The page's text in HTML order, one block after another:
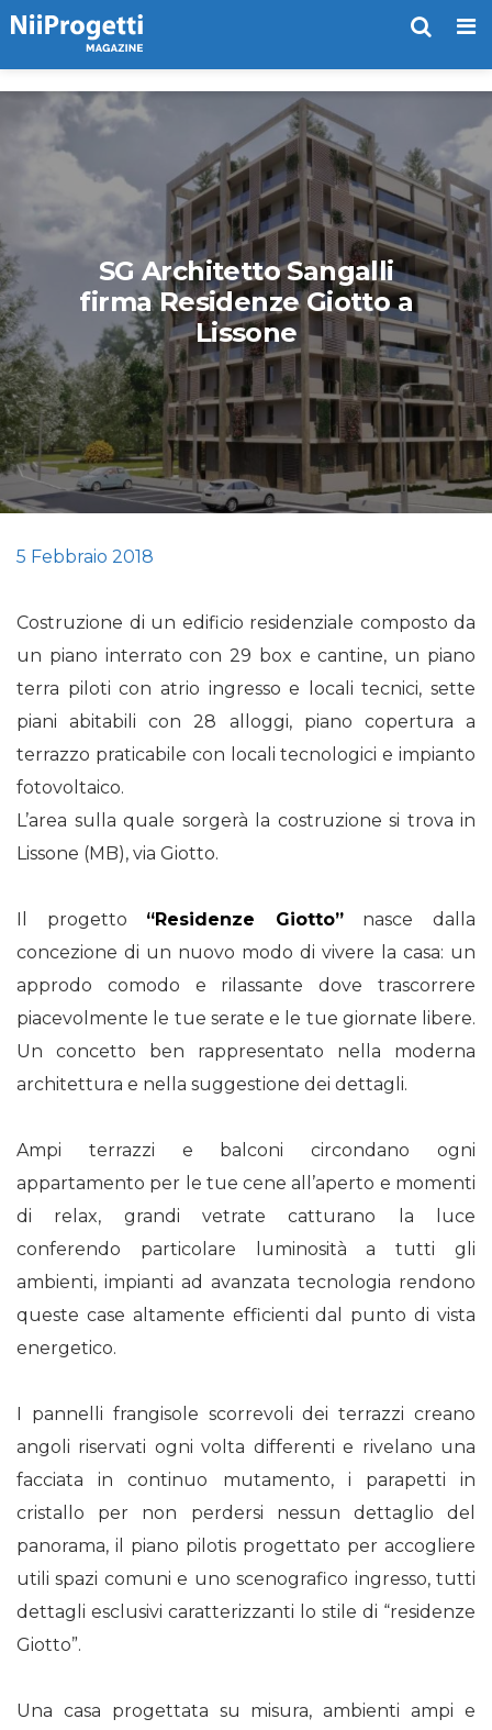
SG Architetto Sangalli
firma Residenze Giotto a
Lissone
5 Febbraio 2018
Costruzione di un edificio residenziale composto da
un piano interrato con 29 box e cantine, un piano
terra piloti con atrio ingresso e locali tecnici, sette
piani abitabili con 28 alloggi, piano copertura a
terrazzo praticabile con locali tecnologici e impianto
fotovoltaico.
L’area sulla quale sorgerà la costruzione si trova in
Lissone (MB), via Giotto.
Il progetto “Residenze Giotto”nasce dalla
concezione di un nuovo modo di vivere la casa: un
approdo comodo e rilassante dove trascorrere
piacevolmente le tue serate e le tue giornate libere.
Un concetto ben rappresentato nella moderna
architettura e nella suggestione dei dettagli.
Ampi terrazzi e balconi circondano ogni
appartamento per le tue cene all’aperto e momenti
di relax, grandi vetrate catturano la luce
conferendo particolare luminosità a tutti gli
ambienti, impianti ad avanzata tecnologia rendono
queste case altamente efficienti dal punto di vista
energetico.
I pannelli frangisole scorrevoli dei terrazzi creano
angoli riservati ogni volta differenti e rivelano una
facciata in continuo mutamento, i parapetti in
cristallo per non perdersi nessun dettaglio del
panorama, il piano pilotis progettato per accogliere
utili spazi comuni e uno scenografico ingresso, tutti
dettagli esclusivi caratterizzanti lo stile di “residenze
Giotto”.
Una casa progettata su misura, ambienti ampi e